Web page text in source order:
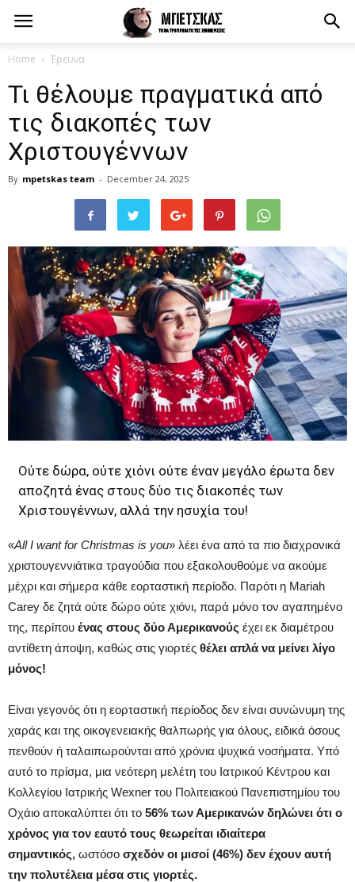
Home Έρευνα
Τι θέλουμε πραγματικά από
τις διακοπές των
Χριστουγέννων
By mpetskas team - December 24, 2025
Ούτε δώρα, ούτε χιόνι ούτε έναν μεγάλο έρωτα δεν
αποζητά ένας στους δύο τις διακοπές των
Χριστουγέννων, αλλά την ησυχία του!
«All I want for Christmas is you» λέει ένα από τα πιο διαχρονικά
χριστουγεννιάτικα τραγούδια που εξακολουθούμε να ακούμε
μέχρι και σήμερα κάθε εορταστική περίοδο. Παρότι η Mariah
Carey δε ζητά ούτε δώρο ούτε χιόνι, παρά μόνο τον αγαπημένο
της, περίπου ένας στους δύο Αμερικανούς έχει εκ διαμέτρου
αντίθετη άποψη, καθώς στις γιορτές θέλει απλά να μείνει λίγο
μόνος!
Είναι γεγονός ότι η εορταστική περίοδος δεν είναι συνώνυμη της
χαράς και της οικογενειακής θαλπωρής για όλους, ειδικά όσους
πενθούν ή ταλαιπωρούνται από χρόνια ψυχικά νοσήματα. Υπό
αυτό το πρίσμα, μια νεότερη μελέτη του Ιατρικού Κέντρου και
Κολλεγίου Ιατρικής Wexner του Πολιτειακού Πανεπιστημίου του
Οχάιο αποκαλύπτει ότι το 56% των Αμερικανών δηλώνει ότι ο
χρόνος για τον εαυτό τους θεωρείται ιδιαίτερα
σημαντικός, ωστόσο σχεδόν οι μισοί (46%) δεν έχουν αυτή
την πολυτέλεια μέσα στις γιορτές.